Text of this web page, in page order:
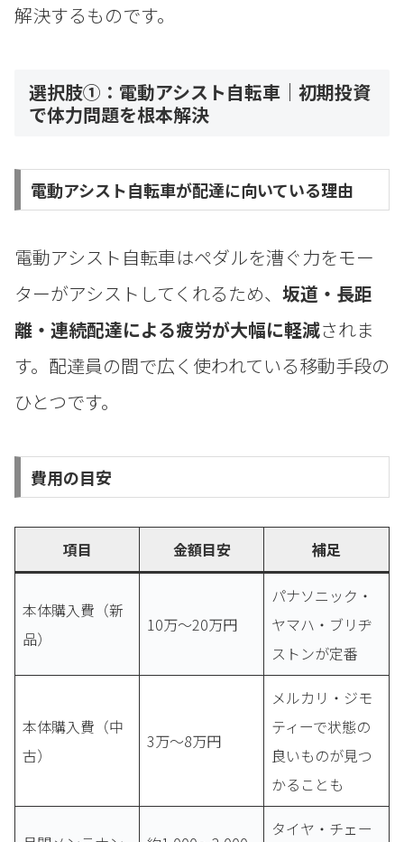
解決するものです。
選択肢①：電動アシスト自転車｜初期投資
で体力問題を根本解決
電動アシスト自転車が配達に向いている理由
電動アシスト自転車はペダルを漕ぐ力をモー
ターがアシストしてくれるため、 坂道・長距
離・連続配達による疲労が大幅に軽減されま
す。配達員の間で広く使われている移動手段の
ひとつです。
費用の目安
項目 金額目安 補足
本体購入費（新
品）
10万〜20万円
パナソニック・
ヤマハ・ブリヂ
ストンが定番
本体購入費（中
古）
3万〜8万円
メルカリ・ジモ
ティーで状態の
良いものが見つ
かることも
タイヤ・チェー